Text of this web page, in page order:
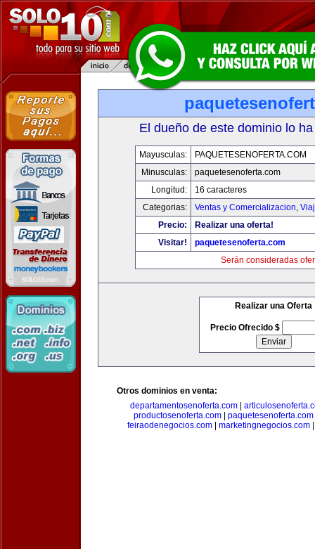
El dueño de este dominio lo
Mayusculas:
PAQUETESENOFERTA.COM
Minusculas:
paquetesenoferta.com
Longitud:
16 caracteres
Categorias:
Ventas y Comercializacion,
Precio:
Realizar una oferta!
Visitar!
paquetesenoferta.com
Serán consideradas
Realizar una Oferta
Precio Ofrecido $
Otros dominios en venta:
departamentosenoferta.com
productosenoferta.com| paquetesenoferta.com
feiraodenegocios.com
marketingnegocios.com